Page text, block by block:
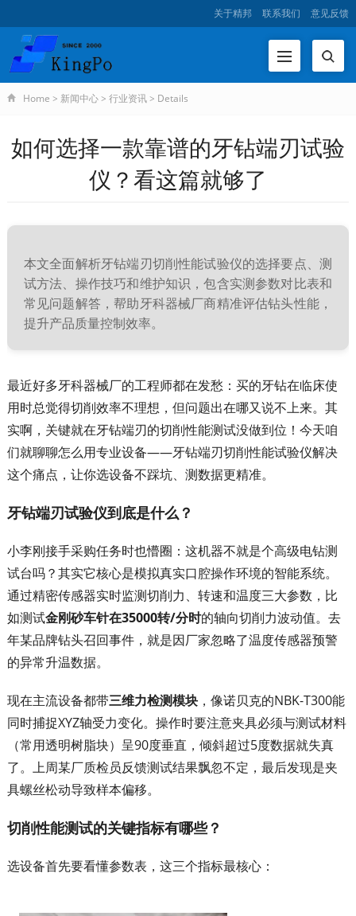
关于精邦 联系我们 意见反馈
Home > 新闻中心> 行业资讯> Details
如何选择一款靠谱的牙钻端刃试验
仪？看这篇就够了
本文全面解析牙钻端刃切削性能试验仪的选择要点、测
试方法、操作技巧和维护知识，包含实测参数对比表和
常见问题解答，帮助牙科器械厂商精准评估钻头性能，
提升产品质量控制效率。
最近好多牙科器械厂的工程师都在发愁：买的牙钻在临床使
用时总觉得切削效率不理想，但问题出在哪又说不上来。其
实啊，关键就在牙钻端刃的切削性能测试没做到位！今天咱
们就聊聊怎么用专业设备——牙钻端刃切削性能试验仪解决
这个痛点，让你选设备不踩坑、测数据更精准。
牙钻端刃试验仪到底是什么？
小李刚接手采购任务时也懵圈：这机器不就是个高级电钻测
试台吗？其实它核心是模拟真实口腔操作环境的智能系统。
通过精密传感器实时监测切削力、转速和温度三大参数，比
如测试金刚砂车针在35000转/分时的轴向切削力波动值。去
年某品牌钻头召回事件，就是因厂家忽略了温度传感器预警
的异常升温数据。
现在主流设备都带三维力检测模块，像诺贝克的NBK-T300能
同时捕捉XYZ轴受力变化。操作时要注意夹具必须与测试材料
（常用透明树脂块）呈90度垂直，倾斜超过5度数据就失真
了。上周某厂质检员反馈测试结果飘忽不定，最后发现是夹
具螺丝松动导致样本偏移。
切削性能测试的关键指标有哪些？
选设备首先要看懂参数表，这三个指标最核心：